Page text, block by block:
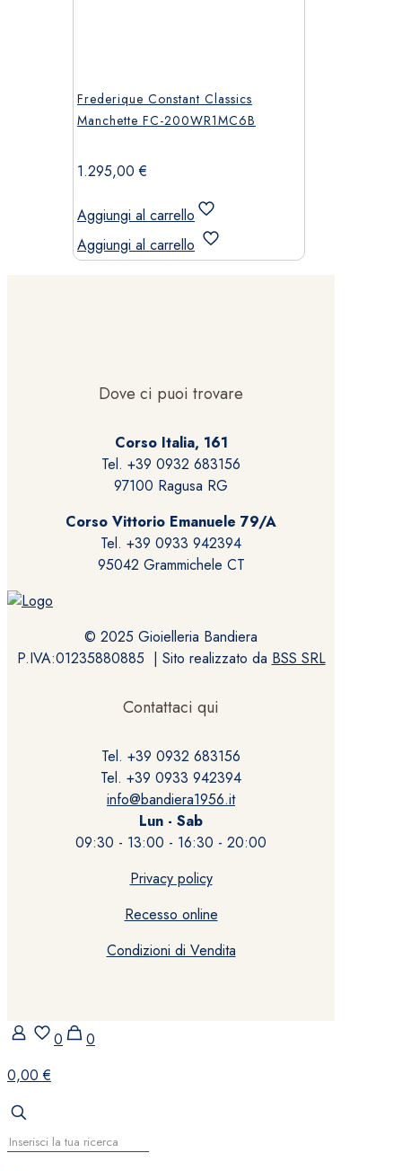
Frederique Constant Classics
Manchette FC-200WR1MC6B
1.295,00€
Aggiungi al carrello
Aggiungi al carrello
Dove ci puoi trovare
Corso Italia, 161
Tel. +39 0932 683156
97100 Ragusa RG
Corso Vittorio Emanuele 79/A
Tel. +39 0933 942394
95042 Grammichele CT
© 2025 Gioielleria Bandiera
P.IVA:01235880885 | Sito realizzato da BSS SRL
Contattaci qui
Tel. +39 0932 683156
Tel. +39 0933 942394
info@bandiera1956.it
Lun - Sab
09:30 - 13:00 - 16:30 - 20:00
Privacy policy
Recesso online
Condizioni di Vendita
0
0
0,00 €